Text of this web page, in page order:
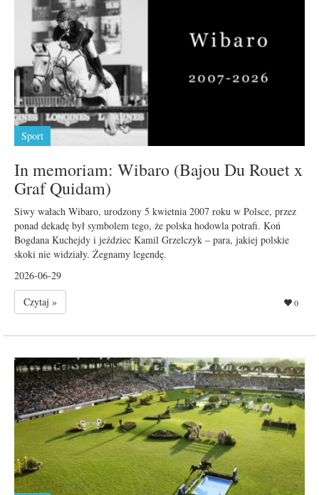
Sport
In memoriam: Wibaro (Bajou Du Rouet x
Graf Quidam)
Siwy wałach Wibaro, urodzony 5 kwietnia 2007 roku w Polsce, przez
ponad dekadę był symbolem tego, że polska hodowla potrafi. Koń
Bogdana Kuchejdy i jeździec Kamil Grzelczyk – para, jakiej polskie
skoki nie widziały. Żegnamy legendę.
2026-06-29
Czytaj »
0